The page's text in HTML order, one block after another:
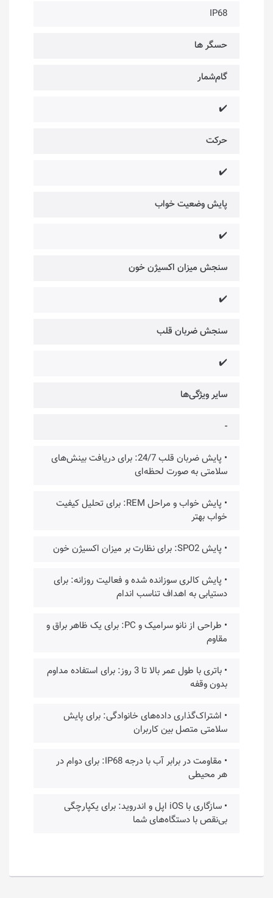
IP68
حسگر ها
گام‌شمار
✔️
حرکت
✔️
پایش وضعیت خواب
✔️
سنجش میزان اکسیژن خون
✔️
سنجش ضربان قلب
✔️
سایر ویژگی‌ها
-
• پایش ضربان قلب 24/7: برای دریافت بینش‌های
سلامتی به صورت لحظه‌ای
• پایش خواب و مراحل REM: برای تحلیل کیفیت
خواب بهتر
• پایش SPO2: برای نظارت بر میزان اکسیژن خون
• پایش کالری سوزانده شده و فعالیت روزانه: برای
دستیابی به اهداف تناسب اندام
• طراحی از نانو سرامیک و PC: برای یک ظاهر براق و
مقاوم
• باتری با طول عمر بالا تا 3 روز: برای استفاده مداوم
بدون وقفه
• اشتراک‌گذاری داده‌های خانوادگی: برای پایش
سلامتی متصل بین کاربران
• مقاومت در برابر آب با درجه IP68: برای دوام در
هر محیطی
• سازگاری با iOS اپل و اندروید: برای یکپارچگی
بی‌نقص با دستگاه‌های شما